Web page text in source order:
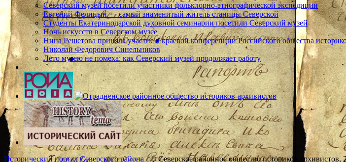
Северский музей посетили участники фольклорно-этнографической экспедиции
Евгений Фелицын — самый знаменитый житель станицы Северской
Студенты Екатеринодарской духовной семинарии посетили Северский музей
Ночь искусств в Северском музее
Нина Решетова приняла участие в краевой конференции Российского общества
Николай Федорович Синельников
Лето музею не помеха: как Северский музей продолжает работу
Исторический портал Северского района· © Северское районное общество историков-архивистов,